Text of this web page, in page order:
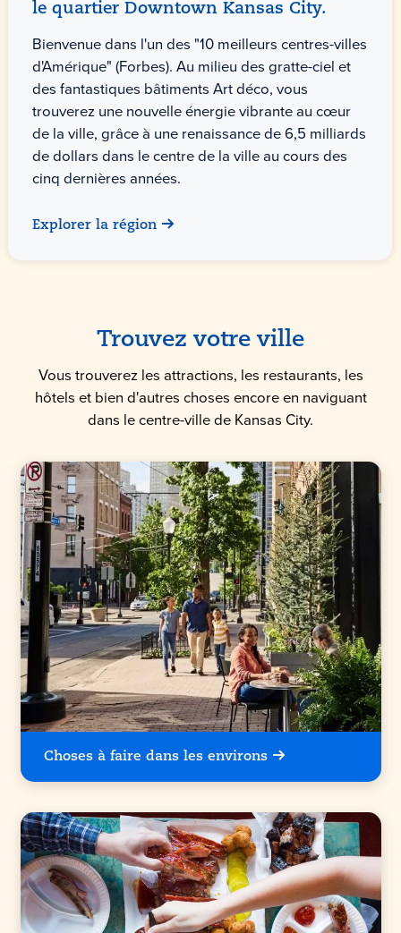
le quartier Downtown Kansas City.
Bienvenue dans l'un des "10 meilleurs centres-villes
d'Amérique" (Forbes). Au milieu des gratte-ciel et
des fantastiques bâtiments Art déco, vous
trouverez une nouvelle énergie vibrante au cœur
de la ville, grâce à une renaissance de 6,5 milliards
de dollars dans le centre de la ville au cours des
cinq dernières années.
Explorer la région
Trouvez votre ville
Vous trouverez les attractions, les restaurants, les
hôtels et bien d'autres choses encore en naviguant
dans le centre-ville de Kansas City.
Choses à faire dans les environs